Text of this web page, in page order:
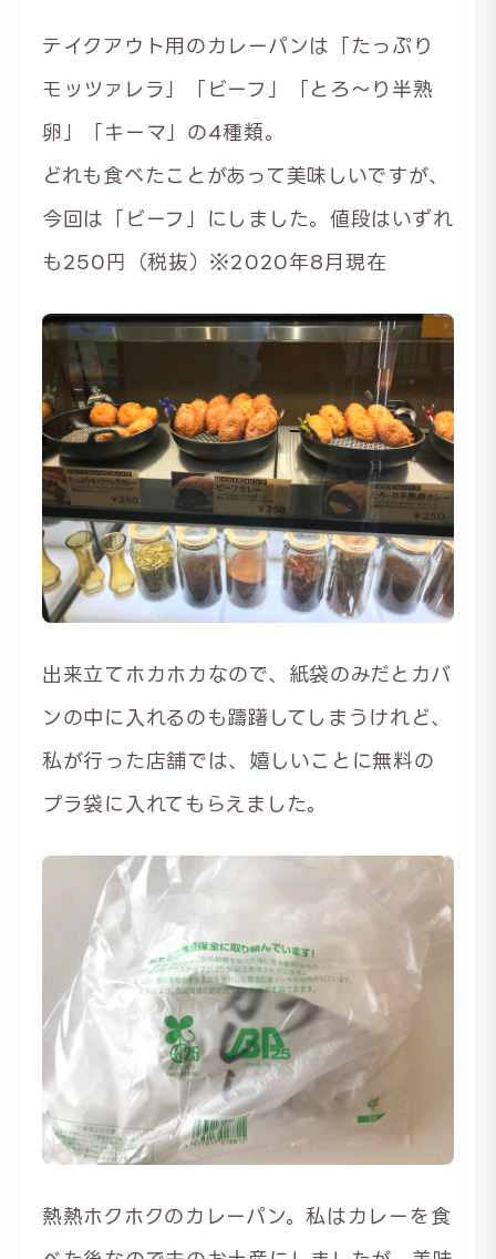
テイクアウト用のカレーパンは「たっぷり
モッツァレラ」「ビーフ」「とろ〜り半熟
卵」「キーマ」の4種類。
どれも食べたことがあって美味しいですが、
今回は「ビーフ」にしました。値段はいずれ
も250円（税抜）※2020年8月現在
出来立てホカホカなので、紙袋のみだとカバ
ンの中に入れるのも躊躇してしまうけれど、
私が行った店舗では、嬉しいことに無料の
プラ袋に入れてもらえました。
熱熱ホクホクのカレーパン。私はカレーを食